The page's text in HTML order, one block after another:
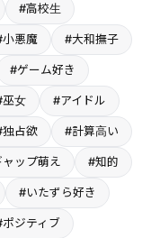
#高校生
小悪魔 #大和撫子
#ゲーム好き
巫女 #アイドル
独占欲 #計算高い
ップ萌え #知的
#いたずら好き
ポジティブ